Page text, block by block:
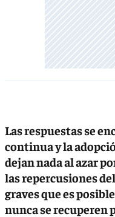
Las respuestas se
continua y la
dejan nada al azar
las repercusiones
graves que es
nunca se recuperen